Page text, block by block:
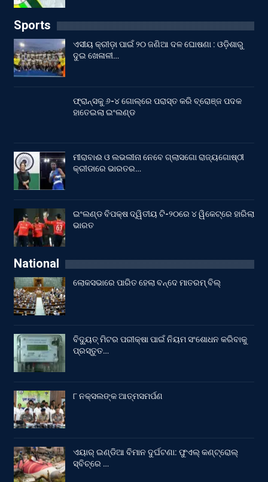
Sports
ଏସୀୟ କ୍ରୀଡ଼ା ପାଇଁ ୨୦ ଜଣିଆ ଦଳ ଘୋଷଣା : ଓଡ଼ିଶାରୁ
ଦୁଇ ଖେଳାଳୀ…
ଫ୍ରାନ୍ସକୁ ୬-୪ ଗୋଲ୍‌ରେ ପରାସ୍ତ କରି ବ୍ରୋଞ୍ଜ ପଦକ
ହାତେଇଲା ଇଂଲଣ୍ଡ
ମୀରାବାଈ ଓ ଲଭଲୀନା ନେବେ ଗ୍ଲାସଗୋ ରାଜ୍ୟଗୋଷ୍ଠୀ
କ୍ରୀଡାରେ ଭାରତର…
ଇଂଲଣ୍ଡ ବିପକ୍ଷ ଦ୍ୱିତୀୟ ଟି-୨୦ରେ ୪ ୱିକେଟ୍‌ରେ ହାରିଲା
ଭାରତ
National
ଲୋକସଭାରେ ପାରିତ ହେଲା ବନ୍ଦେ ମାତରମ୍‌ ବିଲ୍‌
ବିଦ୍ୟୁତ୍ ମିଟର ପରୀକ୍ଷା ପାଇଁ ନିୟମ ସଂଶୋଧନ କରିବାକୁ
ପ୍ରସ୍ତୁତ…
୮ ନକ୍ସଲଙ୍କ ଆତ୍ମସମର୍ପଣ
ଏୟାର୍ ଇଣ୍ଡିଆ ବିମାନ ଦୁର୍ଘଟଣା: ଫୁଏଲ୍‌ କଣ୍ଟ୍ରୋଲ୍‌
ସ୍ବିଚ୍‌ରେ …